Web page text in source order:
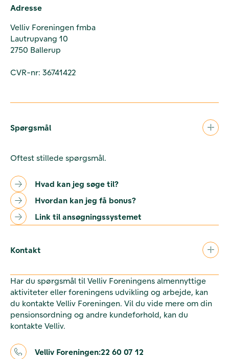
Adresse
Velliv Foreningen fmba
Lautrupvang 10
2750 Ballerup
CVR-nr: 36741422
Spørgsmål
Oftest stillede spørgsmål.
Hvad kan jeg søge til?
Hvordan kan jeg få bonus?
Link til ansøgningssystemet
Kontakt
Har du spørgsmål til Velliv Foreningens almennyttige
aktiviteter eller foreningens udvikling og arbejde, kan
du kontakte Velliv Foreningen. Vil du vide mere om din
pensionsordning og andre kundeforhold, kan du
kontakte Velliv.
Velliv Foreningen:22 60 07 12